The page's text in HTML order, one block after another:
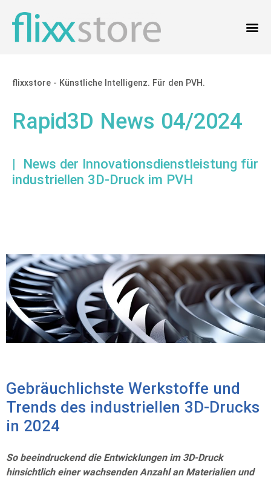
flixxstore - Künstliche Intelligenz. Für den PVH.
Rapid3D News 04/2024
| News der Innovationsdienstleistung für
industriellen 3D-Druck im PVH
Gebräuchlichste Werkstoffe und
Trends des industriellen 3D-Drucks
in 2024
So beeindruckend die Entwicklungen im 3D-Druck
hinsichtlich einer wachsenden Anzahl an Materialien und